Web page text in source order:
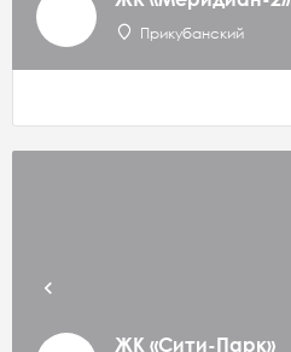
Прикубанский
ЖК «Сити-Парк»